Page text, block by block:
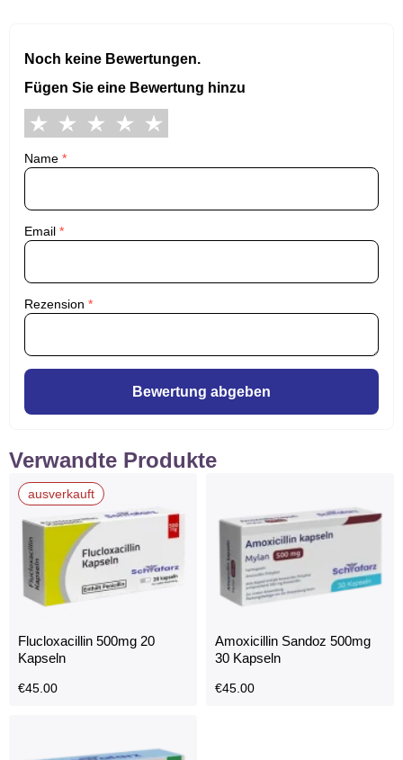
Noch keine Bewertungen.
Fügen Sie eine Bewertung hinzu
Name *
Email *
Rezension *
Bewertung abgeben
Verwandte Produkte
ausverkauft
Flucloxacillin 500mg 20
Kapseln
€45.00
Amoxicillin Sandoz 500mg
30 Kapseln
€45.00